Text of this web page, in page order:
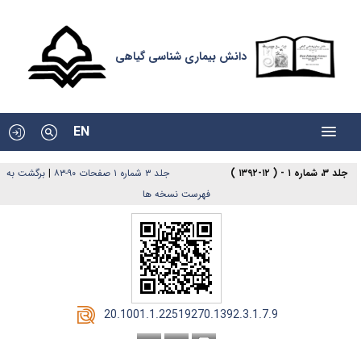
دانش بیماری شناسی گیاهی
EN
جلد ۳، شماره ۱ - ( ۱۲-۱۳۹۲ ) جلد ۳ شماره ۱ صفحات ۹۰-۸۳ | برگشت به
فهرست نسخه ها
‎ 20.1001.1.22519270.1392.3.1.7.9